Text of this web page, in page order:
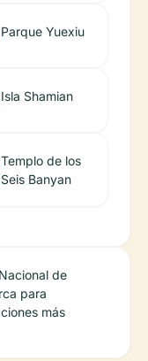
Parque Yuexiu
Isla Shamian
Templo de los
Seis Banyan
de
para
más